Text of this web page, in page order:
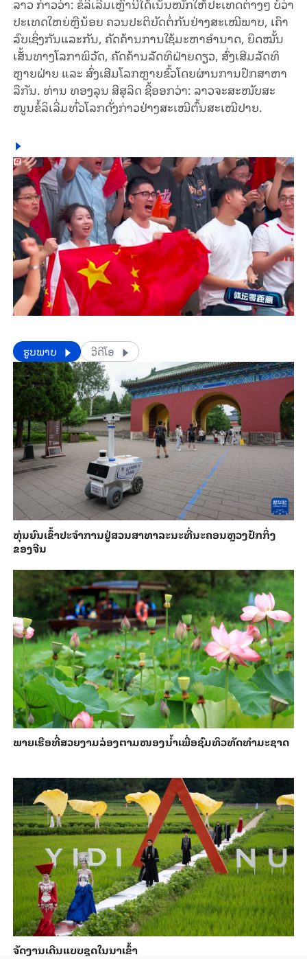
ລາວ ກ່າວ​ວ່າ: ຂໍ້​ລິ​ເລີ່ມ​ເຫຼົ່າ​ນີ້​ໄດ້​ເນັ້ນໜັກ​ໃຫ້​ປະ​ເທດ​ຕ່າງໆ ບໍ່​ວ່າ​
ປະ​ເທດ​ໃຫຍ່ຫຼື​ນ້ອຍ ຄວນ​ປະ​ຕິ​ບັດຕໍ່​ກັນ​ຢ່າງ​ສະ​ເໝີ​ພາບ​, ເຄົາ​
ລົບ​ເຊິ່ງ​ກັນ​ແລະ​ກັນ, ຄັດ​ຄ້ານການ​ໃຊ້​ມະ​ຫາ​ອຳ​ນາດ, ຍຶດ​ໝັ້ນ​
ເສັ້ນ​ທາງ​ໂລ​ກາ​ພິ​ວັດ, ຄັດ​ຄ້ານ​ລັດ​ທິ​ຝ່າຍ​ດຽວ, ສົ່ງ​ເສີມ​ລັດ​ທິ
ຫຼາຍ​ຝ່າຍ ແລະ ສົ່ງ​ເສີມໂລກຫຼາຍ​ຂົ້ວ​ໂດຍ​ຜ່ານ​ການ​ປຶກ​ສາ​ຫາ​
ລື​ກັນ. ທ່ານ ທອງ​ລຸນ ສີ​ສຸ​ລິດ ຊີ້​ອອກວ່າ: ລາວ​ຈະສະ​ໜັບ​ສະ​
ໜູນຂໍ້​ລິ​ເລີ່ມທົ່ວ​ໂລກດັ່ງ​ກ່າວ​ຢ່າງ​ສະ​ເໝີ​ຕົ້ນ​ສະ​ເໝີ​ປາຍ.
​​ຮູບພາບ ວີດີໂອ
​ຫຸ່ນ​ຍົນ​ເຂົ້າ​ປະ​ຈຳ​ການ​ຢູ່​ສວນ​ສາ​ທາ​ລະ​ນະ​ທີ່​ນະ​ຄອນຫຼວງ​ປັກ​ກິ່ງ​
ຂອງ​ຈີນ
ພາຍ​ເຮືອທີ່​ສວຍ​ງາມ​ລ່ອງ​ຕາມ​​ໜອງນ້ຳ​​ເພື່ອ​ຊົມ​ທິວ​ທັດ​ທຳ​ມະ​ຊາດ
ຈັດງານເດີນແບບຊຸດໃນນາເຂົ້າ